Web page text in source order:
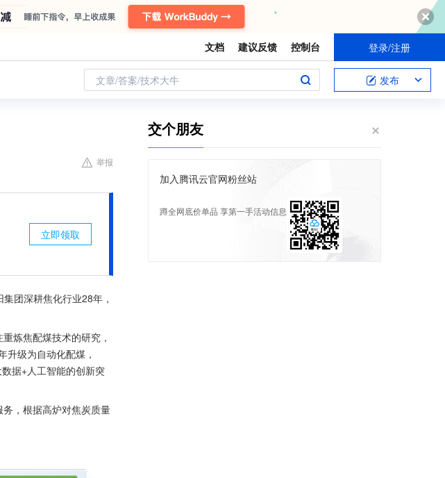
文档 建议反馈 控制台 登录/注册
文章/答案/技术大牛 发布
举报
立即领取
团深耕焦化行业28年，
炼焦配煤技术的研究，
级为自动化配煤，
据+人工智能的创新突
，根据高炉对焦炭质量
交个朋友
加入腾讯云官网粉丝站
蹲全网底价单品 享第一手活动信息